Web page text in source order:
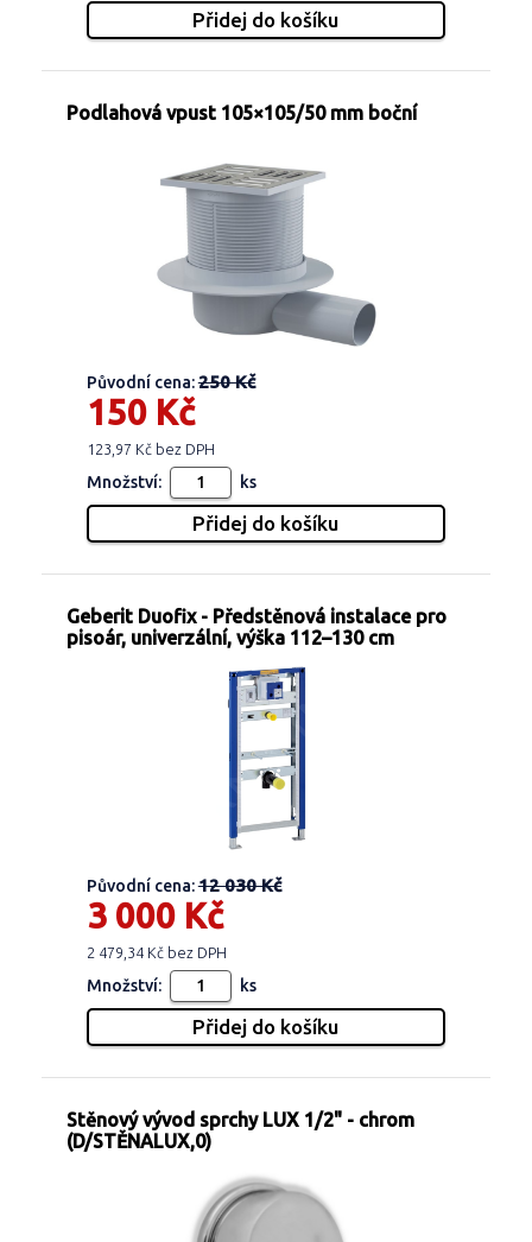
Podlahová vpust 105×105/50 mm boční
Původní cena:250 Kč
150 Kč
123,97 Kč bez DPH
Množství: ks
Geberit Duofix - Předstěnová instalace pro
pisoár, univerzální, výška 112–130 cm
Původní cena:12 030 Kč
3 000 Kč
2 479,34 Kč bez DPH
Množství: ks
Stěnový vývod sprchy LUX 1/2" - chrom
(D/STĚNALUX,0)